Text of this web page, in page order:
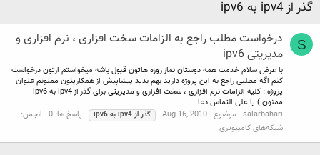
گذر از ipv4 به ipv6
S
درخواست مطلب راجع به الزامات سخت افزاری ، نرم افزاری و
مدیریتی ipv6
با عرض سلام خدمت همه دوستان نماز روزه هاتون قبول باشه میخواستم ازتون درخواست
کنم اگه مطلبی راجع به این پروژه دارید بهم بدید پیشاپیش از همکاریتون ممنونم عنوان
پروژه : کلیه الزامات نرم افزاری ، سخت افزاری و مدیریتی برای گذر از ipv4 به ipv6
ممنون:) یا علی التماس دعا
salarbahari موضوع Aug 16, 2010 گذر از ipv4 به ipv6 پاسخ ها: 0
انجمن:
شبکه‌های کامپیوتری